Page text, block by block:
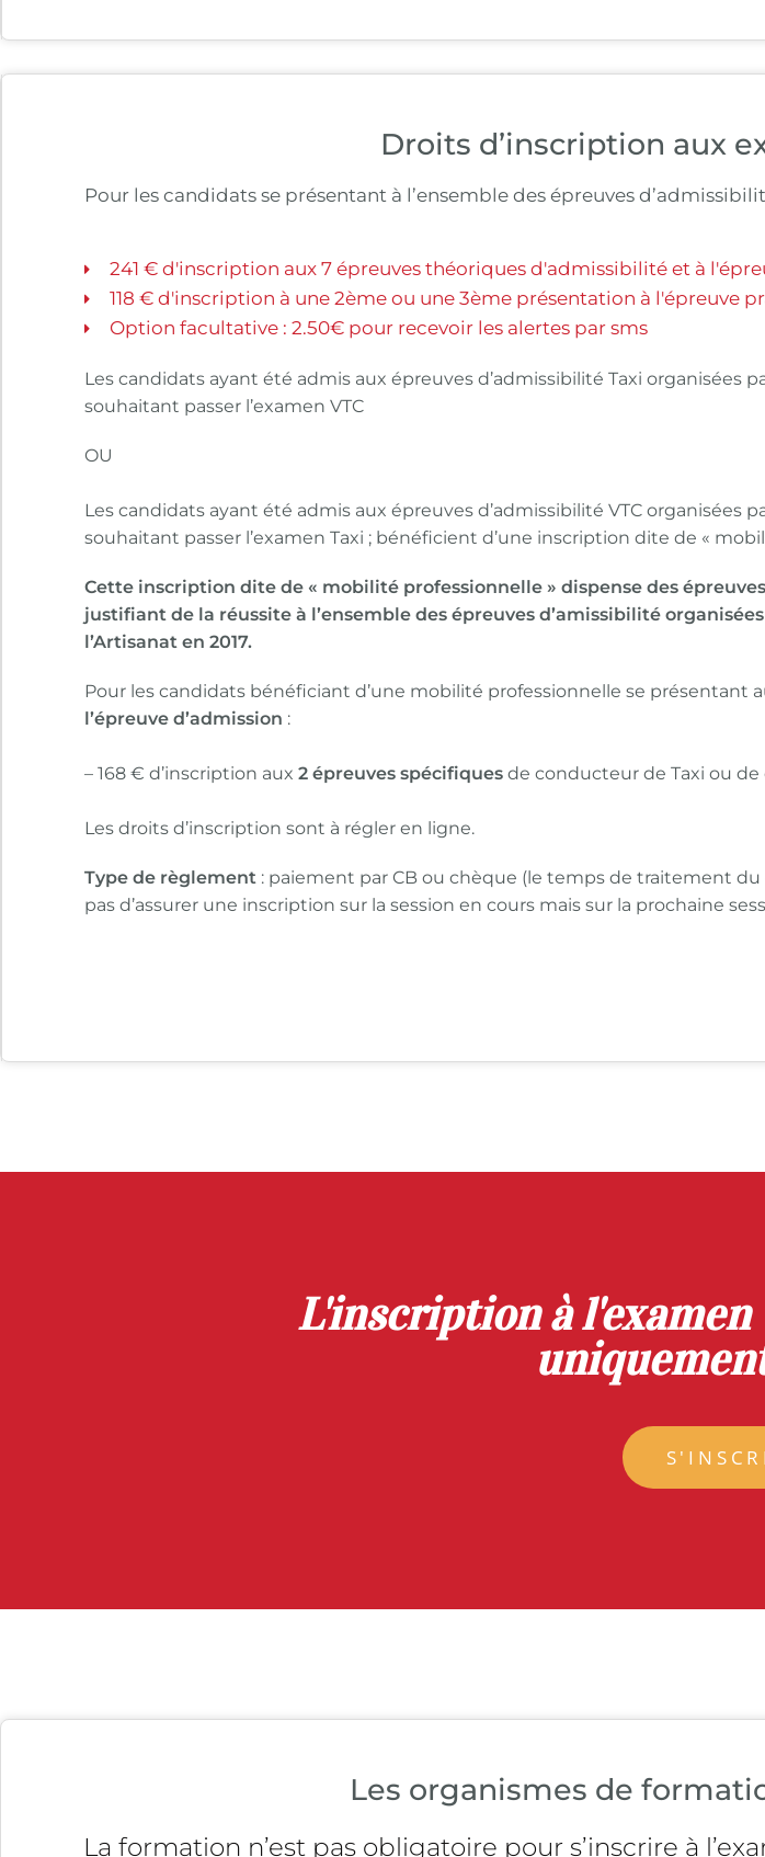
Droits d’inscription aux
Pour les candidats se présentant à l’ensemble des épreuves
241 € d'inscription aux 7 épreuves théoriques d'admissibilité et à
118 € d'inscription à une 2ème ou une 3ème présentation à l'épreuve
Option facultative : 2.50€ pour recevoir les alertes par sms
Les candidats ayant été admis aux épreuves d’admissibilité Taxi organisées
souhaitant passer l’examen VTC
OU
Les candidats ayant été admis aux épreuves d’admissibilité VTC organisées
souhaitant passer l’examen Taxi ; bénéficient d’une inscription dite de «
Cette inscription dite de « mobilité professionnelle » dispense des
justifiant de la réussite à l’ensemble des épreuves d’amissibilité
l’Artisanat en 2017.
Pour les candidats bénéficiant d’une mobilité professionnelle se présentant
l’épreuve d’admission :
– 168 € d’inscription aux 2 épreuves spécifiques de conducteur de Taxi ou de
Les droits d’inscription sont à régler en ligne.
Type de règlement : paiement par CB ou chèque (le temps de traitement
pas d’assurer une inscription sur la session en cours mais sur la prochaine
L'inscription à l'examen
Les organismes de
La formation n’est pas obligatoire pour s’inscrire à